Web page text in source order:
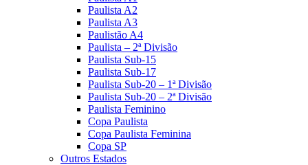
Paulista A2
Paulista A3
Paulistão A4
Paulista – 2ª Divisão
Paulista Sub-15
Paulista Sub-17
Paulista Sub-20 – 1ª Divisão
Paulista Sub-20 – 2ª Divisão
Paulista Feminino
Copa Paulista
Copa Paulista Feminina
Copa SP
Outros Estados